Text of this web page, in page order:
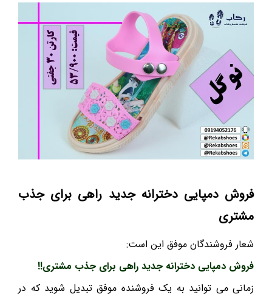
فروش دمپایی دخترانه جدید راهی برای جذب
مشتری
شعار فروشندگان موفق این است:
فروش دمپایی دخترانه جدید راهی برای جذب مشتری!!
زمانی می توانید به یک فروشنده موفق تبدیل شوید که در